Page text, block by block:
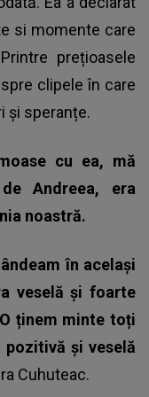
si momente care
prețioasele
clipele în care
și speranțe.
cu ea, mă
Andreea, era
noastră.
în același
veselă și foarte
ținem minte toți
și veselă
Cuhuteac.